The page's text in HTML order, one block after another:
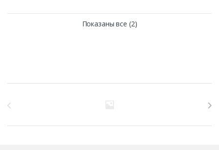
Показаны все (2)